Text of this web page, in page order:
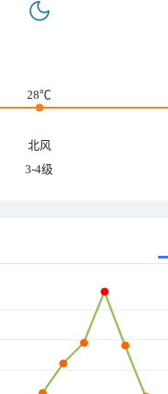
28℃
北风
3-4级